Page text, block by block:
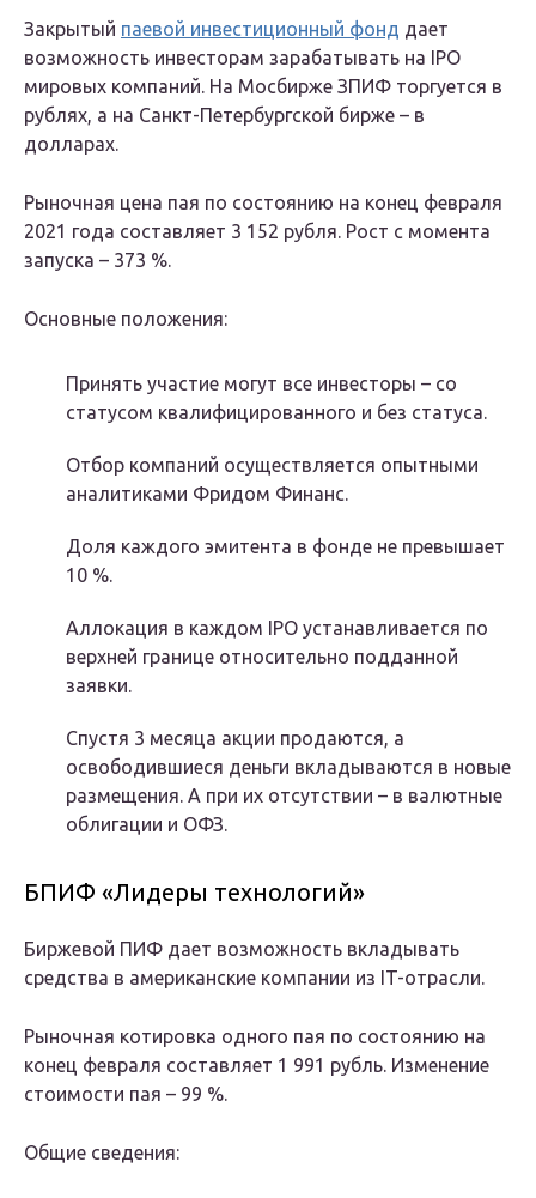
Закрытый паевой инвестиционный фонд дает
возможность инвесторам зарабатывать на IPO
мировых компаний. На Мосбирже ЗПИФ торгуется в
рублях, а на Санкт-Петербургской бирже – в
долларах.
Рыночная цена пая по состоянию на конец февраля
2021 года составляет 3 152 рубля. Рост с момента
запуска – 373 %.
Основные положения:
Принять участие могут все инвесторы – со
статусом квалифицированного и без статуса.
Отбор компаний осуществляется опытными
аналитиками Фридом Финанс.
Доля каждого эмитента в фонде не превышает
10 %.
Аллокация в каждом IPO устанавливается по
верхней границе относительно подданной
заявки.
Спустя 3 месяца акции продаются, а
освободившиеся деньги вкладываются в новые
размещения. А при их отсутствии – в валютные
облигации и ОФЗ.
БПИФ «Лидеры технологий»
Биржевой ПИФ дает возможность вкладывать
средства в американские компании из IT-отрасли.
Рыночная котировка одного пая по состоянию на
конец февраля составляет 1 991 рубль. Изменение
стоимости пая – 99 %.
Общие сведения: